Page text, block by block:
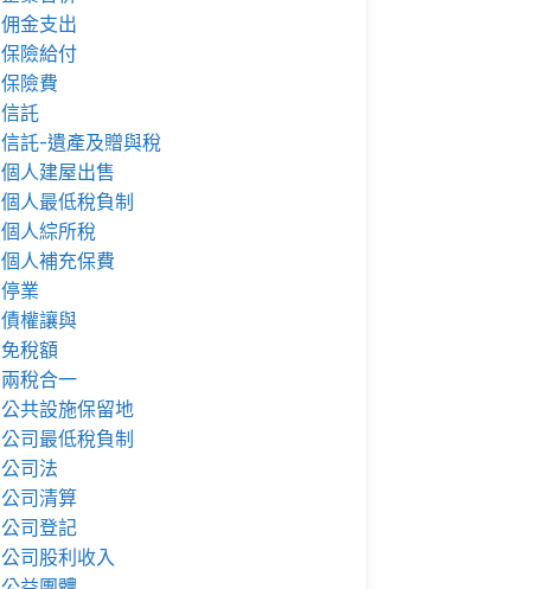
佣金支出
保險給付
保險費
信託
信託-遺產及贈與稅
個人建屋出售
個人最低稅負制
個人綜所稅
個人補充保費
停業
債權讓與
免稅額
兩稅合一
公共設施保留地
公司最低稅負制
公司法
公司清算
公司登記
公司股利收入